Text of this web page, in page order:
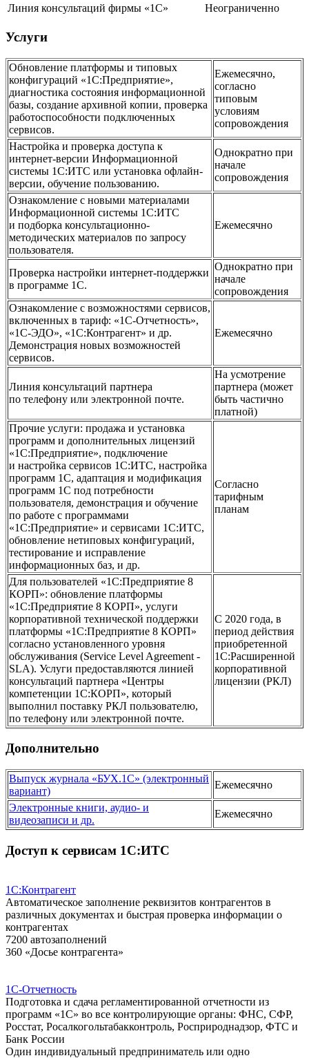
Линия консультаций фирмы «1С»
Неограниченно
Услуги
Обновление платформы и типовых
конфигураций «1С:Предприятие»,
диагностика состояния информационной
базы, создание архивной копии, проверка
работоспособности подключенных
сервисов.
Ежемесячно,
согласно
типовым
условиям
сопровождения
Настройка и проверка доступа к
интернет-версии Информационной
системы 1С:ИТС или установка офлайн-
версии, обучение пользованию.
Однократно при
начале
сопровождения
Ознакомление с новыми материалами
Информационной системы 1С:ИТС
и подборка консультационно-
методических материалов по запросу
пользователя.
Ежемесячно
Проверка настройки интернет-поддержки
в программе 1С.
Однократно при
начале
сопровождения
Ознакомление с возможностями сервисов,
включенных в тариф: «1С-Отчетность»,
«1С-ЭДО», «1С:Контрагент» и др.
Демонстрация новых возможностей
сервисов.
Ежемесячно
Линия консультаций партнера
по телефону или электронной почте.
На усмотрение
партнера (может
быть частично
платной)
Прочие услуги: продажа и установка
программ и дополнительных лицензий
«1С:Предприятие», подключение
и настройка сервисов 1С:ИТС, настройка
программ 1С, адаптация и модификация
программ 1С под потребности
пользователя, демонстрация и обучение
по работе с программами
«1С:Предприятие» и сервисами 1С:ИТС,
обновление нетиповых конфигураций,
тестирование и исправление
информационных баз, и др.
Согласно
тарифным
планам
Для пользователей «1С:Предприятие 8
КОРП»: обновление платформы
«1С:Предприятие 8 КОРП», услуги
корпоративной технической поддержки
платформы «1С:Предприятие 8 КОРП»
согласно установленного уровня
обслуживания (Service Level Agreement -
SLA). Услуги предоставляются линией
консультаций партнера «Центры
компетенции 1С:КОРП», который
выполнил поставку РКЛ пользователю,
по телефону или электронной почте.
C 2020 года, в
период действия
приобретенной
1С:Расширенной
корпоративной
лицензии (РКЛ)
Дополнительно
Выпуск журнала «БУХ.1С» (электронный
вариант)
Ежемесячно
Электронные книги, аудио- и
видеозаписи и др.
Ежемесячно
Доступ к сервисам 1С:ИТС
1С:Контрагент
Автоматическое заполнение реквизитов контрагентов в
различных документах и быстрая проверка информации о
контрагентах
7200 автозаполнений
360 «Досье контрагента»
1С-Отчетность
Подготовка и сдача регламентированной отчетности из
программ «1С» во все контролирующие органы: ФНС, СФР,
Росстат, Росалкогольтабакконтроль, Росприроднадзор, ФТС и
Банк России
Один индивидуальный предприниматель или одно